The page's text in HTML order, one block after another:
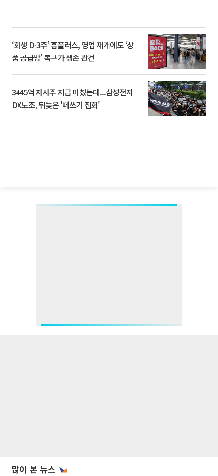
‘회생 D-3주’ 홈플러스, 영업 재개에도 ‘상
품 공급망’ 복구가 생존 관건
3445억 자사주 지급 마쳤는데...삼성전자
DX노조, 뒤늦은 '떼쓰기 집회'
많이 본 뉴스